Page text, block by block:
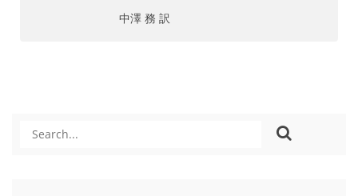
中澤 務 訳